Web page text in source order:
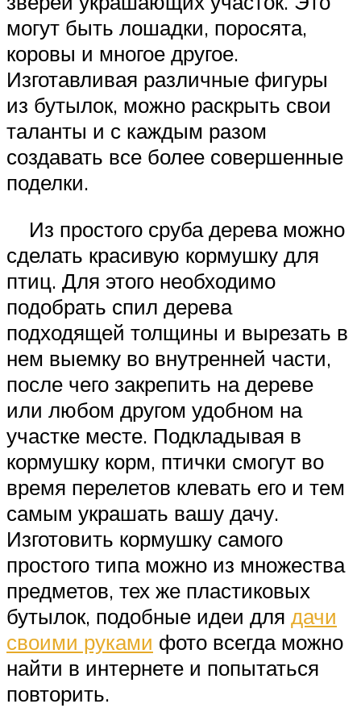
могут быть лошадки, поросята,
коровы и многое другое.
Изготавливая различные фигуры
из бутылок, можно раскрыть свои
таланты и с каждым разом
создавать все более совершенные
поделки.
Из простого сруба дерева можно
сделать красивую кормушку для
птиц. Для этого необходимо
подобрать спил дерева
подходящей толщины и вырезать в
нем выемку во внутренней части,
после чего закрепить на дереве
или любом другом удобном на
участке месте. Подкладывая в
кормушку корм, птички смогут во
время перелетов клевать его и тем
самым украшать вашу дачу.
Изготовить кормушку самого
простого типа можно из множества
предметов, тех же пластиковых
бутылок, подобные идеи для дачи
своими руками фото всегда можно
найти в интернете и попытаться
повторить.